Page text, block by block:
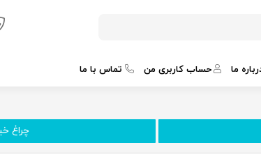
ما حساب کاربری من تماس با ما
چراغ